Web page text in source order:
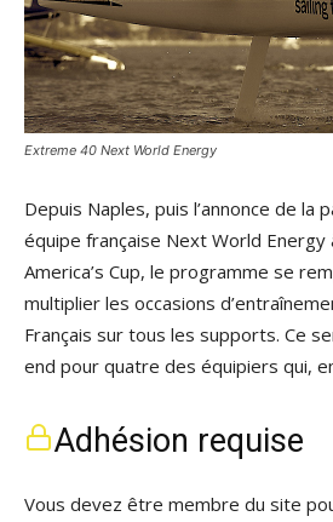
Extreme 40 Next World Energy
Depuis Naples, puis l’annonce de la
équipe française Next World Energy
America’s Cup, le programme se
multiplier les occasions
Français sur tous les supports. Ce
end pour quatre des équipiers qui,
Adhésion requise
Vous devez être membre du site